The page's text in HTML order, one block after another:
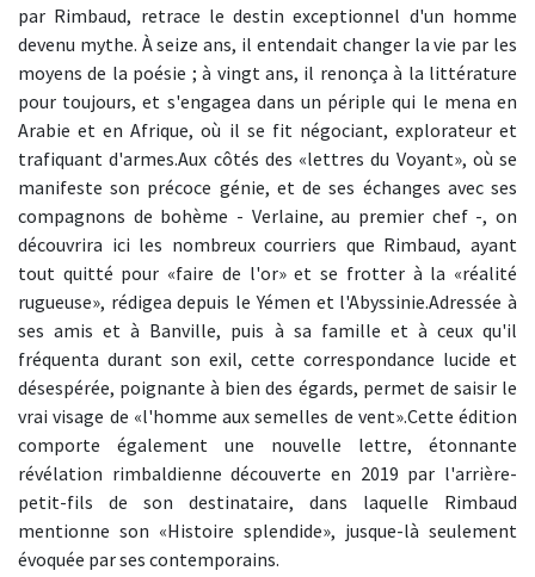
par Rimbaud, retrace le destin exceptionnel d'un homme
devenu mythe. À seize ans, il entendait changer la vie par les
moyens de la poésie ; à vingt ans, il renonça à la littérature
pour toujours, et s'engagea dans un périple qui le mena en
Arabie et en Afrique, où il se fit négociant, explorateur et
trafiquant d'armes.Aux côtés des «lettres du Voyant», où se
manifeste son précoce génie, et de ses échanges avec ses
compagnons de bohème - Verlaine, au premier chef -, on
découvrira ici les nombreux courriers que Rimbaud, ayant
tout quitté pour «faire de l'or» et se frotter à la «réalité
rugueuse», rédigea depuis le Yémen et l'Abyssinie.Adressée à
ses amis et à Banville, puis à sa famille et à ceux qu'il
fréquenta durant son exil, cette correspondance lucide et
désespérée, poignante à bien des égards, permet de saisir le
vrai visage de «l'homme aux semelles de vent».Cette édition
comporte également une nouvelle lettre, étonnante
révélation rimbaldienne découverte en 2019 par l'arrière-
petit-fils de son destinataire, dans laquelle Rimbaud
mentionne son «Histoire splendide», jusque-là seulement
évoquée par ses contemporains.